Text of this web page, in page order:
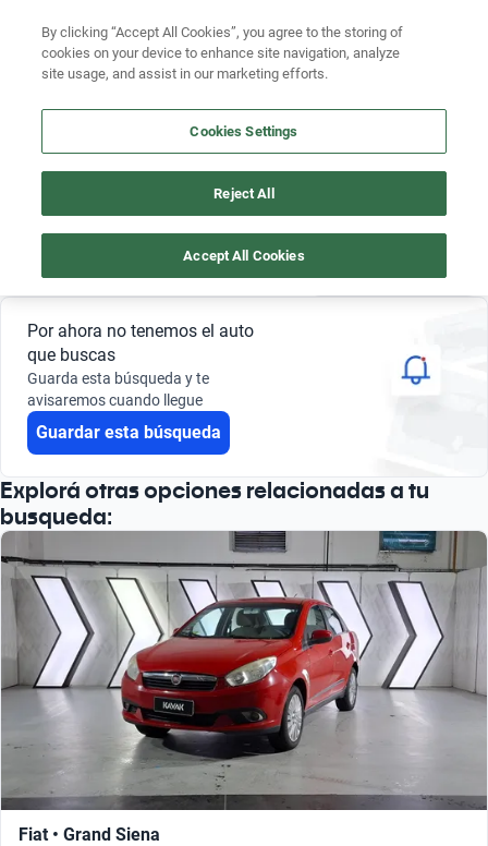
Buscá por marca
Buscá por modelo
Buscá por marca
Buscá por modelo
Buscá por versión
0 Resultados Guardar búsqueda
Por ahora no tenemos el auto
que buscas
Guarda esta búsqueda y te
avisaremos cuando llegue
Guardar esta búsqueda
Explorá otras opciones relacionadas a tu
busqueda:
Fiat • Grand Siena
By clicking “Accept All Cookies”, you agree to the storing of
cookies on your device to enhance site navigation, analyze
site usage, and assist in our marketing efforts.
Cookies Settings
Reject All
Accept All Cookies